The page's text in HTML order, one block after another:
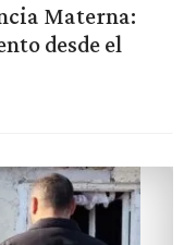
Materna:
desde el